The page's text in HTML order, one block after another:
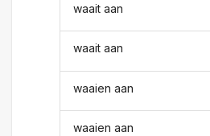
waait aan
waait aan
waaien aan
waaien aan